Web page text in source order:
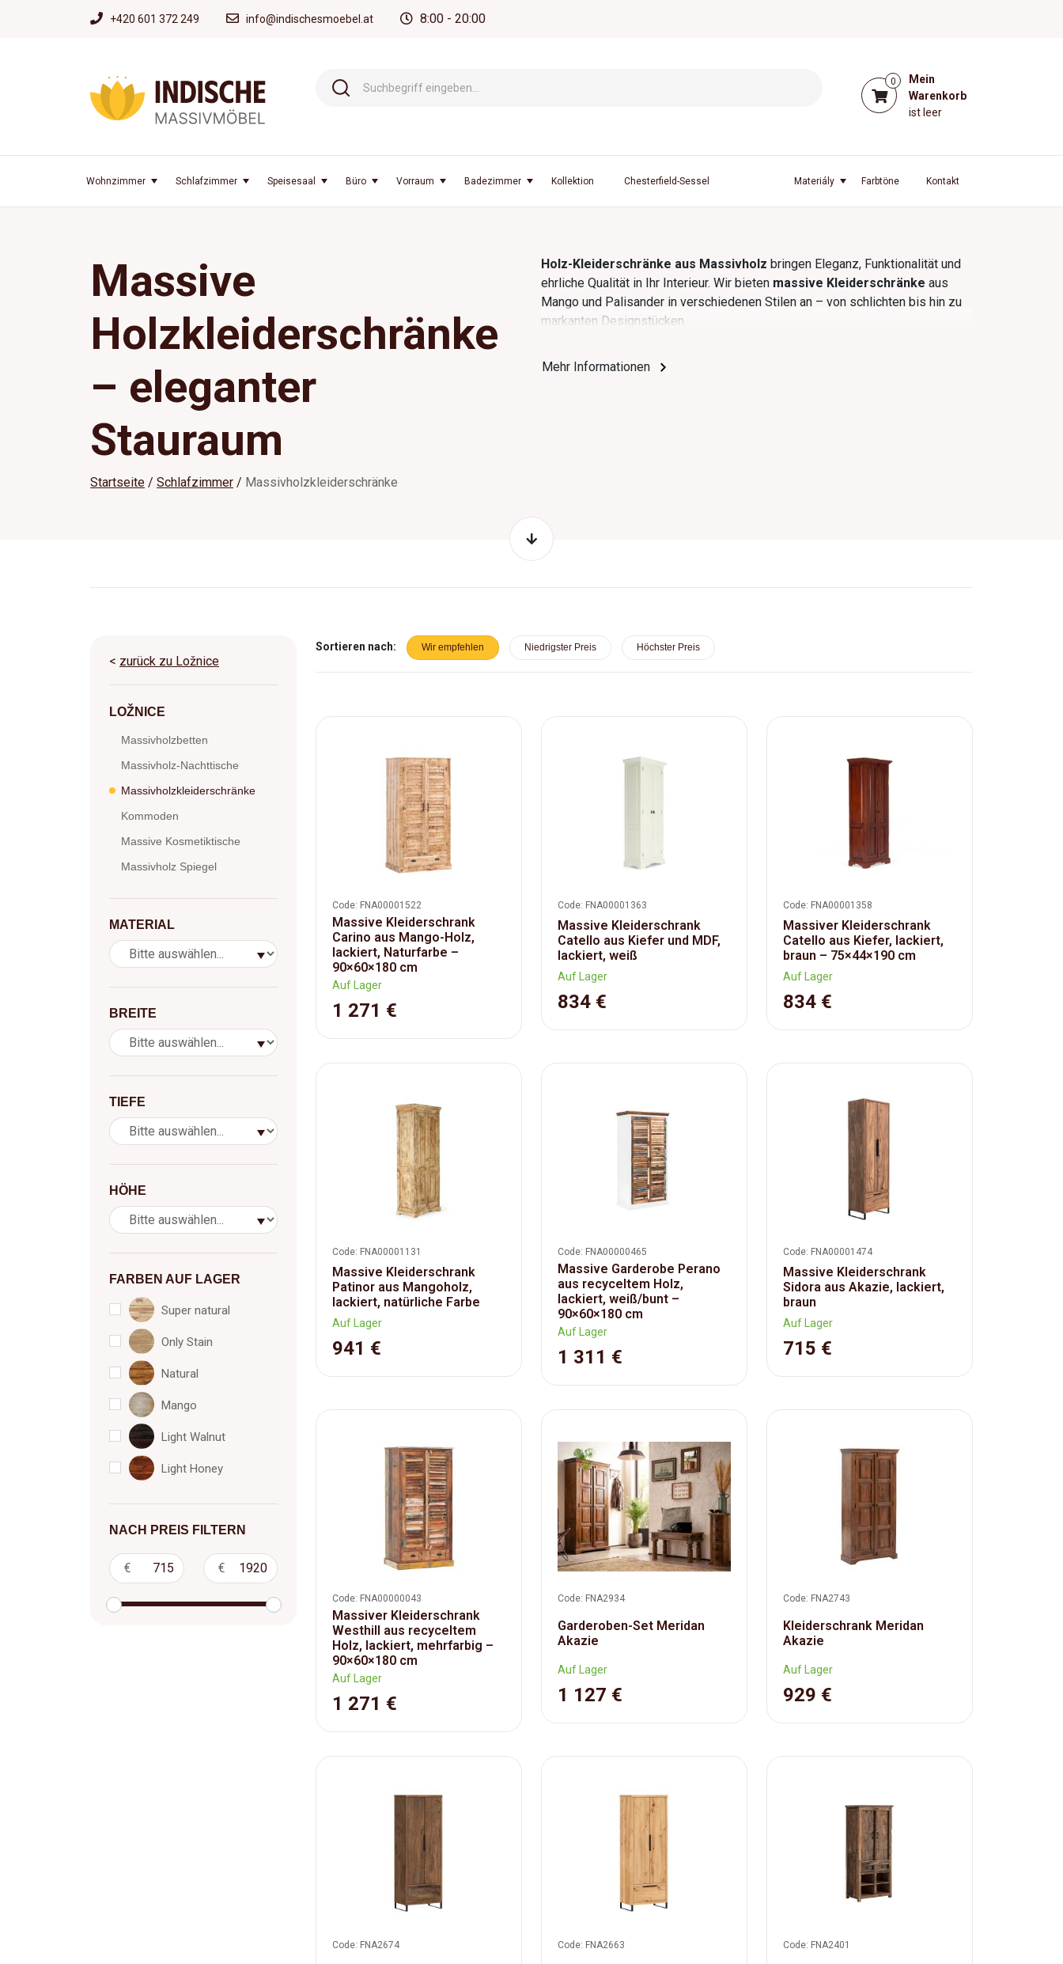
+420 601 372 249 info@indischesmoebel.at 8:00 - 20:00
0
Mein
Warenkorb
ist leer
Wohnzimmer Schlafzimmer Speisesaal Büro Vorraum Badezimmer Kollektion Chesterfield-Sessel Kontakt
Farbtöne
Materiály
Massive
Holzkleiderschränke
– eleganter
Stauraum
Startseite Schlafzimmer Massivholzkleiderschränke
Holz-Kleiderschränke aus Massivholz bringen Eleganz, Funktionalität und
ehrliche Qualität in Ihr Interieur. Wir bieten massive Kleiderschränke aus
Mango und Palisander in verschiedenen Stilen an – von schlichten bis hin zu
markanten Designstücken.
Mehr Informationen
< zurück zu Ložnice
LOŽNICE
Massivholzbetten
Massivholz-Nachttische
Massivholzkleiderschränke
Kommoden
Massive Kosmetiktische
Massivholz Spiegel
MATERIAL
BREITE
TIEFE
HÖHE
FARBEN AUF LAGER
Super natural
Only Stain
Natural
Mango
Light Walnut
Light Honey
NACH PREIS FILTERN
€ €
Sortieren nach: Wir empfehlen Niedrigster Preis Höchster Preis
Code: FNA00001522
Massive Kleiderschrank
Carino aus Mango-Holz,
lackiert, Naturfarbe –
90×60×180 cm
Auf Lager
1 271 €
Code: FNA00001363
Massive Kleiderschrank
Catello aus Kiefer und MDF,
lackiert, weiß
Auf Lager
834 €
Code: FNA00001358
Massiver Kleiderschrank
Catello aus Kiefer, lackiert,
braun – 75×44×190 cm
Auf Lager
834 €
Code: FNA00001131
Massive Kleiderschrank
Patinor aus Mangoholz,
lackiert, natürliche Farbe
Auf Lager
941 €
Code: FNA00000465
Massive Garderobe Perano
aus recyceltem Holz,
lackiert, weiß/bunt –
90×60×180 cm
Auf Lager
1 311 €
Code: FNA00001474
Massive Kleiderschrank
Sidora aus Akazie, lackiert,
braun
Auf Lager
715 €
Code: FNA00000043
Massiver Kleiderschrank
Westhill aus recyceltem
Holz, lackiert, mehrfarbig –
90×60×180 cm
Auf Lager
1 271 €
Code: FNA2934
Garderoben-Set Meridan
Akazie
Auf Lager
1 127 €
Code: FNA2743
Kleiderschrank Meridan
Akazie
Auf Lager
929 €
Code: FNA2674 Code: FNA2663 Code: FNA2401